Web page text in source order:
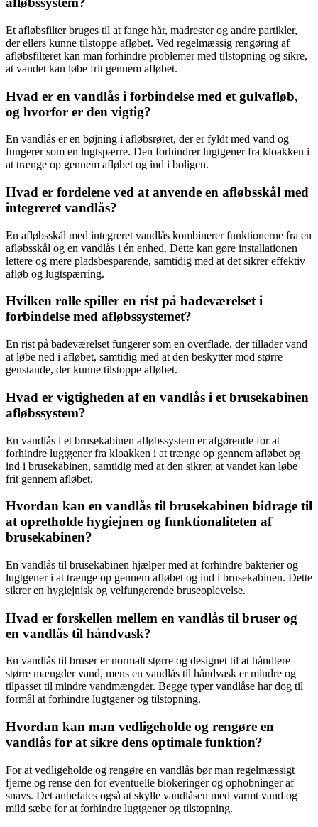
Et afløbsfilter bruges til at fange hår, madrester og andre partikler,
der ellers kunne tilstoppe afløbet. Ved regelmæssig rengøring af
afløbsfilteret kan man forhindre problemer med tilstopning og sikre,
at vandet kan løbe frit gennem afløbet.
Hvad er en vandlås i forbindelse med et gulvafløb,
og hvorfor er den vigtig?
En vandlås er en bøjning i afløbsrøret, der er fyldt med vand og
fungerer som en lugtspærre. Den forhindrer lugtgener fra kloakken i
at trænge op gennem afløbet og ind i boligen.
Hvad er fordelene ved at anvende en afløbsskål med
integreret vandlås?
En afløbsskål med integreret vandlås kombinerer funktionerne fra en
afløbsskål og en vandlås i én enhed. Dette kan gøre installationen
lettere og mere pladsbesparende, samtidig med at det sikrer effektiv
afløb og lugtspærring.
Hvilken rolle spiller en rist på badeværelset i
forbindelse med afløbssystemet?
En rist på badeværelset fungerer som en overflade, der tillader vand
at løbe ned i afløbet, samtidig med at den beskytter mod større
genstande, der kunne tilstoppe afløbet.
Hvad er vigtigheden af en vandlås i et brusekabinen
afløbssystem?
En vandlås i et brusekabinen afløbssystem er afgørende for at
forhindre lugtgener fra kloakken i at trænge op gennem afløbet og
ind i brusekabinen, samtidig med at den sikrer, at vandet kan løbe
frit gennem afløbet.
Hvordan kan en vandlås til brusekabinen bidrage til
at opretholde hygiejnen og funktionaliteten af
brusekabinen?
En vandlås til brusekabinen hjælper med at forhindre bakterier og
lugtgener i at trænge op gennem afløbet og ind i brusekabinen. Dette
sikrer en hygiejnisk og velfungerende bruseoplevelse.
Hvad er forskellen mellem en vandlås til bruser og
en vandlås til håndvask?
En vandlås til bruser er normalt større og designet til at håndtere
større mængder vand, mens en vandlås til håndvask er mindre og
tilpasset til mindre vandmængder. Begge typer vandlåse har dog til
formål at forhindre lugtgener og tilstopning.
Hvordan kan man vedligeholde og rengøre en
vandlås for at sikre dens optimale funktion?
For at vedligeholde og rengøre en vandlås bør man regelmæssigt
fjerne og rense den for eventuelle blokeringer og ophobninger af
snavs. Det anbefales også at skylle vandlåsen med varmt vand og
mild sæbe for at forhindre lugtgener og tilstopning.